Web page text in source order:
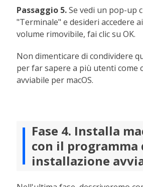
Passaggio 5.Se vedi un pop-up
"Terminale" e desideri accedere
volume rimovibile, fai clic su OK.
Non dimenticare di condividere
per far sapere a più utenti come
avviabile per macOS.
Fase 4. Installa
con il programma
installazione